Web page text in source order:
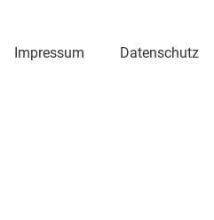
Impressum Datenschutz